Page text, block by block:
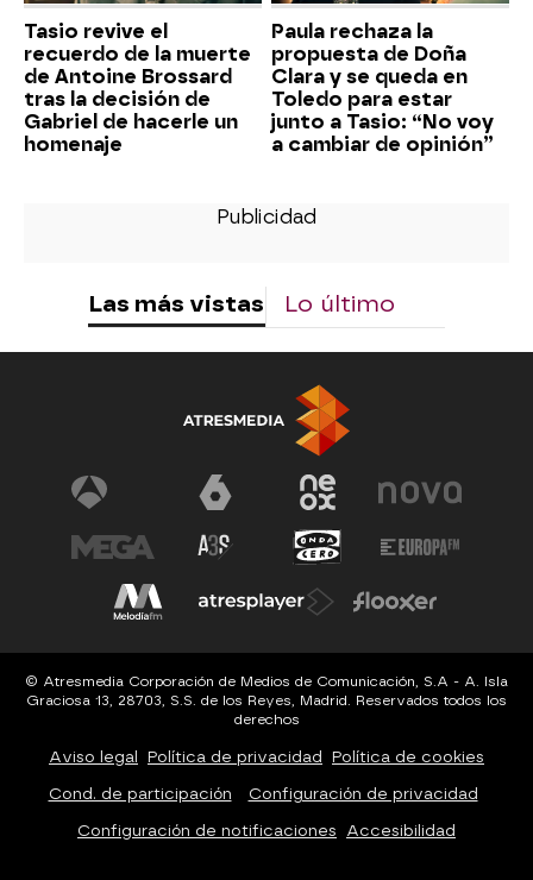
Tasio revive el
recuerdo de la muerte
de Antoine Brossard
tras la decisión de
Gabriel de hacerle un
homenaje
Paula rechaza la
propuesta de Doña
Clara y se queda en
Toledo para estar
junto a Tasio: “No voy
a cambiar de opinión”
Las más vistas Lo último
© Atresmedia Corporación de Medios de Comunicación, S.A - A. Isla
Graciosa 13, 28703, S.S. de los Reyes, Madrid. Reservados todos los
derechos
Aviso legal Política de privacidad Política de cookies
Cond. de participación Configuración de privacidad
Configuración de notificaciones Accesibilidad